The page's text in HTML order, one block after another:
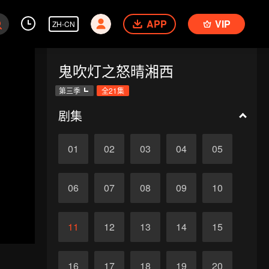
ZH-CN APP VIP
鬼吹灯之怒晴湘西
第三季 全21集
剧集
01 02 03 04 05
06 07 08 09 10
11 12 13 14 15
16 17 18 19 20